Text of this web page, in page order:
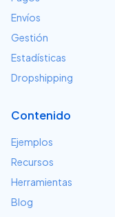
Envíos
Gestión
Estadísticas
Dropshipping
Contenido
Ejemplos
Recursos
Herramientas
Blog